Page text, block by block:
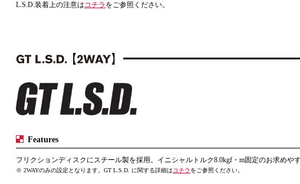
L.S.D.装着上の注意はコチラ をご参照ください。
Features
フリクションディスクにスチール製を採用。イニシャルトルク8.0kgf・m固定のお求めや
※ 2WAYのみの設定となります。GT L.S.D. に関する詳細はコチラをご参照ください。